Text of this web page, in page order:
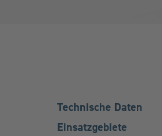
Technische Daten
Einsatzgebiete